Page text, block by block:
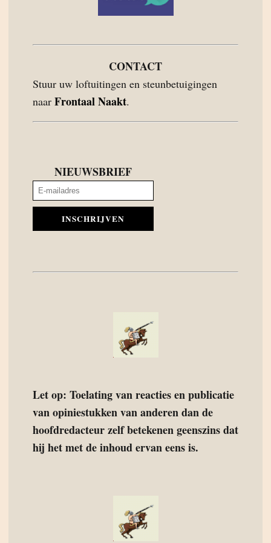
CONTACT
Stuur uw loftuitingen en steunbetuigingen
naar Frontaal Naakt.
NIEUWSBRIEF
INSCHRIJVEN
Let op: Toelating van reacties en publicatie
van opiniestukken van anderen dan de
hoofdredacteur zelf betekenen geenszins dat
hij het met de inhoud ervan eens is.